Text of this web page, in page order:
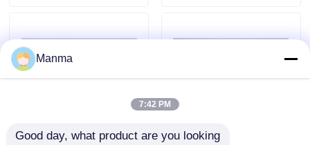
LKW-Autoteil
Isuzu Engine Parts
Manma
7:42 PM
Good day, what product are you looking